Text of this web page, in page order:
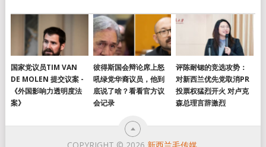
国家党议员TIM VAN
DE MOLEN 提交议案 -
《外国影响力透明度法
案》
彼得斯国会辩论席上怒
吼绿党华裔议员，他到
底说了啥？看看官方议
会记录
评陈耐锶的竞选攻势：
对新西兰优先党取消PR
投票权猛烈开火 对卢克
森总理言辞激烈